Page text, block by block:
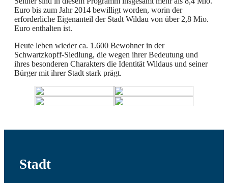
Euro bis zum Jahr 2014 bewilligt worden, worin der
erforderliche Eigenanteil der Stadt Wildau von über 2,8 Mio.
Euro enthalten ist.
Heute leben wieder ca. 1.600 Bewohner in der
Schwartzkopff-Siedlung, die wegen ihrer Bedeutung und
ihres besonderen Charakters die Identität Wildaus und seiner
Bürger mit ihrer Stadt stark prägt.
Stadt